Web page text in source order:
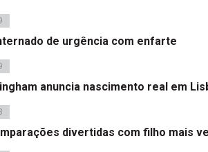
de urgência com enfarte
anuncia nascimento real em
divertidas com filho mais